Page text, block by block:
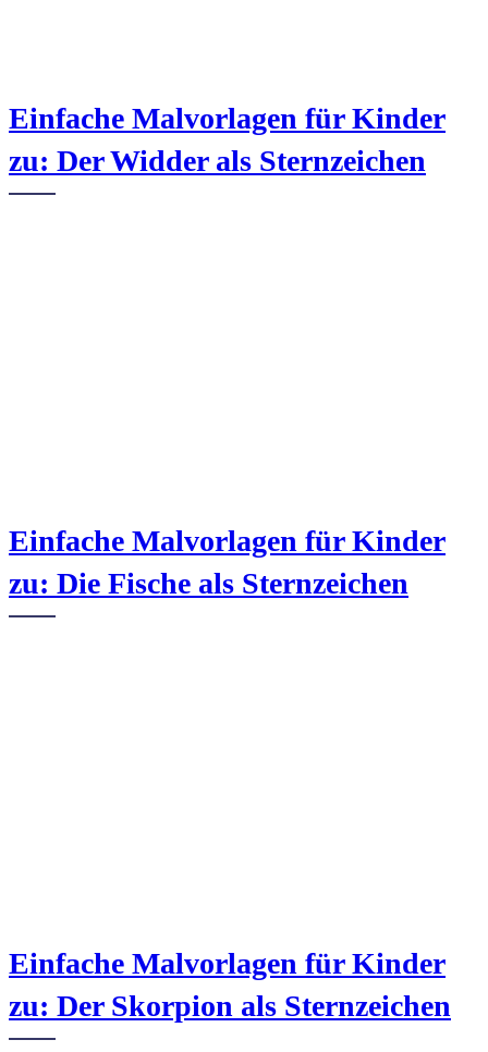
Einfache Malvorlagen für Kinder
zu: Der Widder als Sternzeichen
Einfache Malvorlagen für Kinder
zu: Die Fische als Sternzeichen
Einfache Malvorlagen für Kinder
zu: Der Skorpion als Sternzeichen